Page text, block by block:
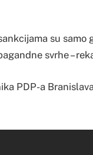
su samo
svrhe –
PDP-a